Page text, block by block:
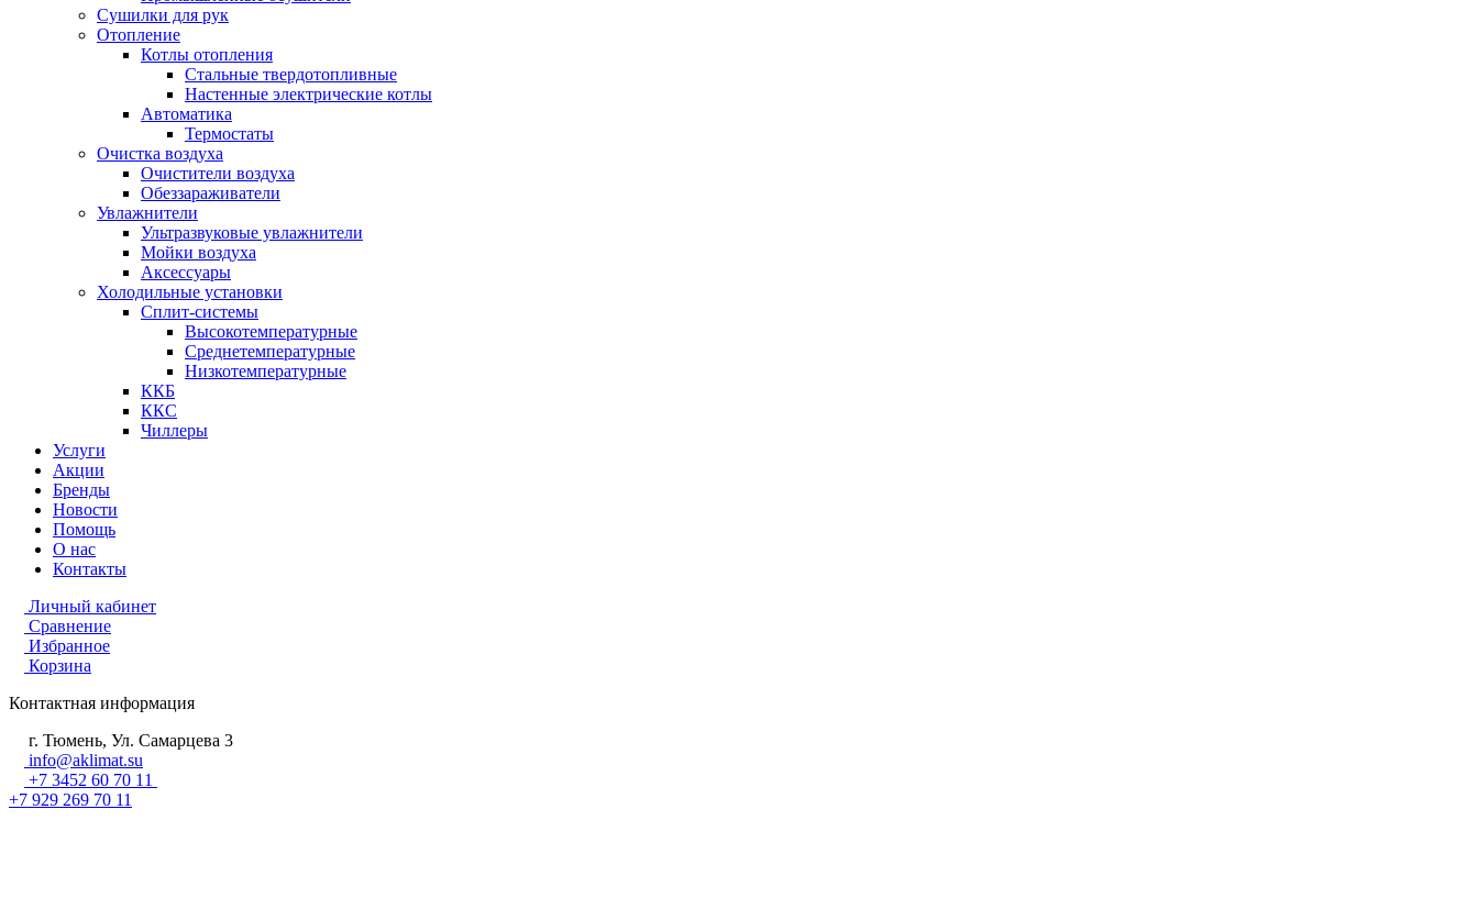
Сушилки для рук
Отопление
Котлы отопления
Стальные твердотопливные
Настенные электрические котлы
Автоматика
Термостаты
Очистка воздуха
Очистители воздуха
Обеззараживатели
Увлажнители
Ультразвуковые увлажнители
Мойки воздуха
Аксессуары
Холодильные установки
Сплит-системы
Высокотемпературные
Среднетемпературные
Низкотемпературные
ККБ
ККС
Чиллеры
Услуги
Акции
Бренды
Новости
Помощь
О нас
Контакты
Личный кабинет
Сравнение
Избранное
Корзина
Контактная информация
г. Тюмень, Ул. Самарцева 3
info@aklimat.su
+7 3452 60 70 11
+7 929 269 70 11